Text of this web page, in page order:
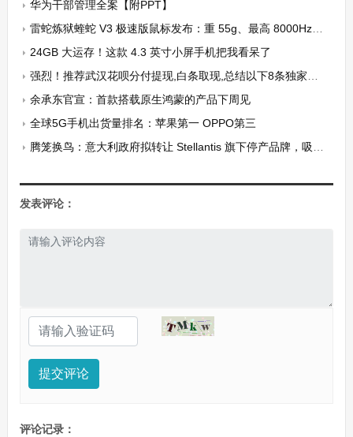
华为干部管理全案【附PPT】
雷蛇炼狱蝰蛇 V3 极速版鼠标发布：重 55g、最高 8000Hz 轮询率，售价 799 元
24GB 大运存！这款 4.3 英寸小屏手机把我看呆了
强烈！推荐武汉花呗分付提现,白条取现,总结以下8条独家秘笈(多人已当面成功提现）
余承东官宣：首款搭载原生鸿蒙的产品下周见
全球5G手机出货量排名：苹果第一 OPPO第三
腾笼换鸟：意大利政府拟转让 Stellantis 旗下停产品牌，吸引中国车企赴当地建厂
发表评论：
提交评论
评论记录：